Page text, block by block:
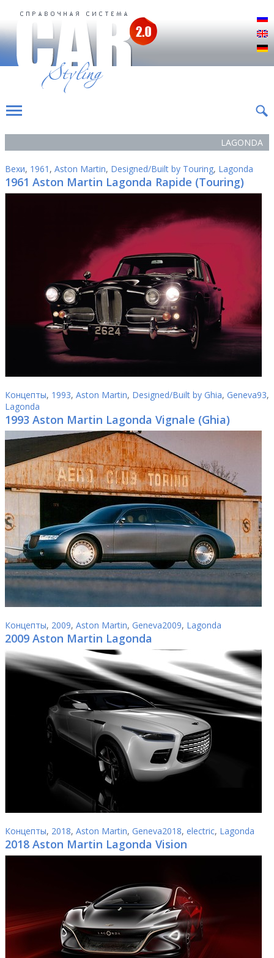
LAGONDA
Вехи, 1961 , Aston Martin, Designed/Built by Touring, Lagonda
1961 Aston Martin Lagonda Rapide (Touring)
Концепты, 1993, Aston Martin, Designed/Built by Ghia, Geneva93,
Lagonda
1993 Aston Martin Lagonda Vignale (Ghia)
Концепты, 2009, Aston Martin, Geneva2009, Lagonda
2009 Aston Martin Lagonda
Концепты, 2018, Aston Martin, Geneva2018, electric, Lagonda
2018 Aston Martin Lagonda Vision